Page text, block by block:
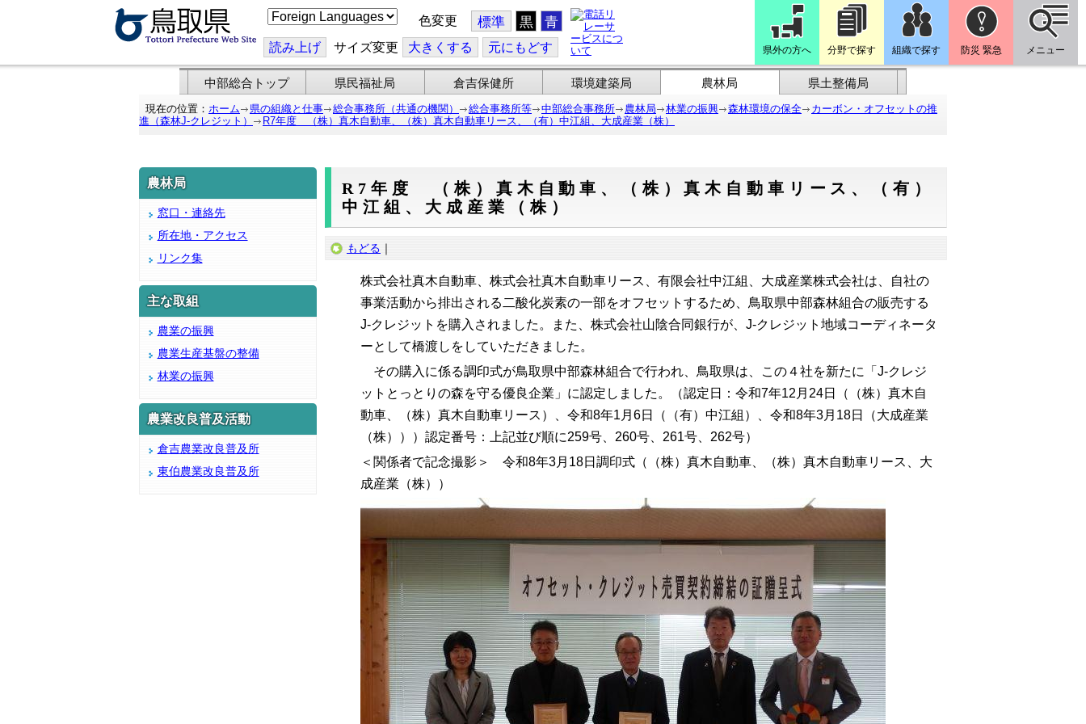
こ
の
ジ
を
翻
訳
す
る
色変更 標準 黒 青
読み上げ サイズ変更 大きくする 元にもどす 県外の方へ 分野で探す 組織で探す 防災 緊急 メニュー
中部総合トップ 県民福祉局 倉吉保健所 環境建築局 農林局 県土整備局
現在の位置： ホーム 県の組織と仕事 総合事務所（共通の機関） 総合事務所等 中部総合事務所 農林局 林業の振興 森林環境の保全
カーボン・オフセットの推
進（森林J-クレジット）
R7年度 （株）真木自動車、（株）真木自動車リース、（有）中江組、大成産業（株）
農林局
窓口・連絡先
所在地・アクセス
リンク集
主な取組
農業の振興
農業生産基盤の整備
林業の振興
農業改良普及活動
倉吉農業改良普及所
東伯農業改良普及所
R7年度 （株）真木自動車、（株）真木自動車リース、（有）
中江組、大成産業（株）
もどる ｜
株式会社真木自動車、株式会社真木自動車リース、有限会社中江組、大成産業株式会社は、自社の
事業活動から排出される二酸化炭素の一部をオフセットするため、鳥取県中部森林組合の販売する
J-クレジットを購入されました。また、株式会社山陰合同銀行が、J-クレジット地域コーディネータ
ーとして橋渡しをしていただきました。
その購入に係る調印式が鳥取県中部森林組合で行われ、鳥取県は、この４社を新たに「J-クレジ
ットとっとりの森を守る優良企業」に認定しました。（認定日：令和7年12月24日（（株）真木自
動車、（株）真木自動車リース）、令和8年1月6日（（有）中江組）、令和8年3月18日（大成産業
（株）））認定番号：上記並び順に259号、260号、261号、262号）
＜関係者で記念撮影＞ 令和8年3月18日調印式（（株）真木自動車、（株）真木自動車リース、大
成産業（株））